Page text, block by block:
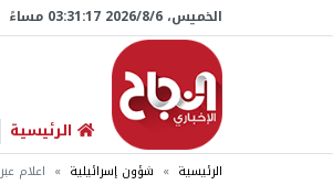
الخميس، 6/‏8/‏2026 03:31:18 مساءً
الرئيسية
الرئيسية شؤون إسرائيلية اعلام